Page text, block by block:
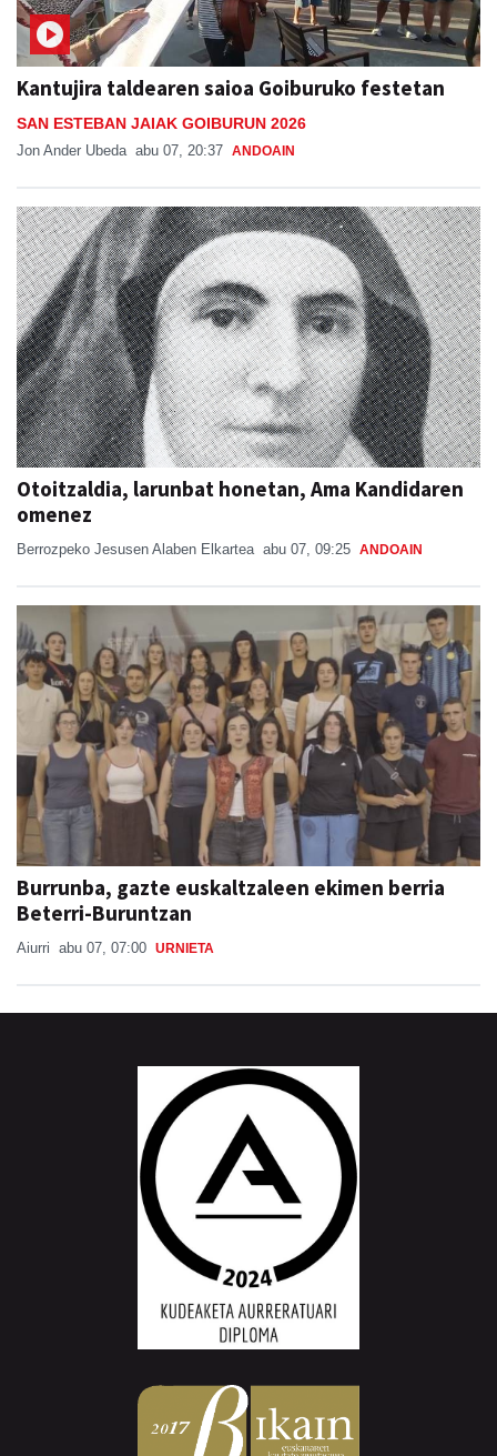
Kantujira taldearen saioa Goiburuko festetan
SAN ESTEBAN JAIAK GOIBURUN 2026
Jon Ander Ubeda abu 07, 20:37 ANDOAIN
Otoitzaldia, larunbat honetan, Ama Kandidaren
omenez
Berrozpeko Jesusen Alaben Elkartea abu 07, 09:25 ANDOAIN
Burrunba, gazte euskaltzaleen ekimen berria
Beterri-Buruntzan
Aiurri abu 07, 07:00 URNIETA